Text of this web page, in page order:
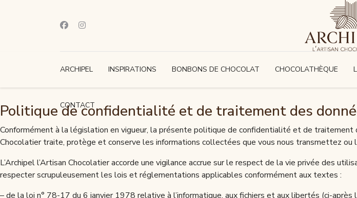
ARCHIPEL INSPIRATIONS BONBONS DE CHOCOLAT CHOCOLATHÈQUE
CONTACT
Politique de confidentialité et de traitement des
Conformément à la législation en vigueur, la présente politique de confidentialité et de traitement
Chocolatier traite, protège et conserve les informations collectées que vous nous transmettez
L’Archipel l’Artisan Chocolatier accorde une vigilance accrue sur le respect de la vie privée des
respecter scrupuleusement les lois et réglementations applicables conformément aux textes :
– de la loi n° 78-17 du 6 janvier 1978 relative à l’informatique, aux fichiers et aux libertés (ci-après